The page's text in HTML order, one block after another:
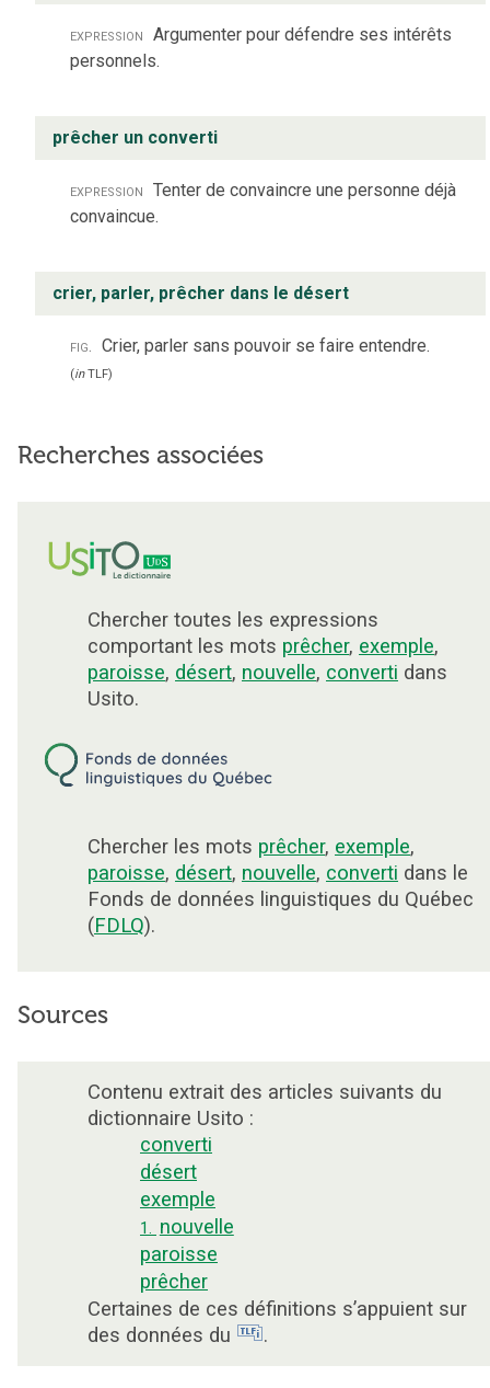
expression Argumenter pour défendre ses intérêts
personnels.
prêcher un converti
expression Tenter de convaincre une personne déjà
convaincue.
crier, parler, prêcher dans le désert
fig. Crier, parler sans pouvoir se faire entendre.
(inTLF)
Recherches associées
Chercher toutes les expressions
comportant les mots prêcher, exemple,
paroisse, désert, nouvelle, converti dans
Usito.
Chercher les mots prêcher, exemple,
paroisse, désert, nouvelle, converti dans le
Fonds de données linguistiques du Québec
(FDLQ).
Sources
Contenu extrait des articles suivants du
dictionnaire Usito :
converti
désert
exemple
1. nouvelle
paroisse
prêcher
Certaines de ces définitions s’appuient sur
des données du
.